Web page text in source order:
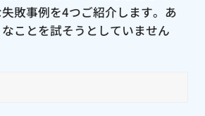
敗事例を4つご紹介します。あ
ことを試そうとしていません